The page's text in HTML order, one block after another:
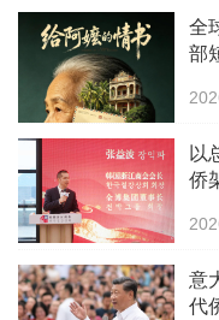
全
部
以
侨
意
代